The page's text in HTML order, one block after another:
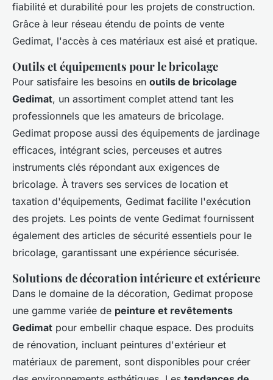
fiabilité et durabilité pour les projets de construction.
Grâce à leur réseau étendu de points de vente
Gedimat, l'accès à ces matériaux est aisé et pratique.
Outils et équipements pour le bricolage
Pour satisfaire les besoins en outils de bricolage
Gedimat, un assortiment complet attend tant les
professionnels que les amateurs de bricolage.
Gedimat propose aussi des équipements de jardinage
efficaces, intégrant scies, perceuses et autres
instruments clés répondant aux exigences de
bricolage. À travers ses services de location et
taxation d'équipements, Gedimat facilite l'exécution
des projets. Les points de vente Gedimat fournissent
également des articles de sécurité essentiels pour le
bricolage, garantissant une expérience sécurisée.
Solutions de décoration intérieure et extérieure
Dans le domaine de la décoration, Gedimat propose
une gamme variée de peinture et revêtements
Gedimat pour embellir chaque espace. Des produits
de rénovation, incluant peintures d'extérieur et
matériaux de parement, sont disponibles pour créer